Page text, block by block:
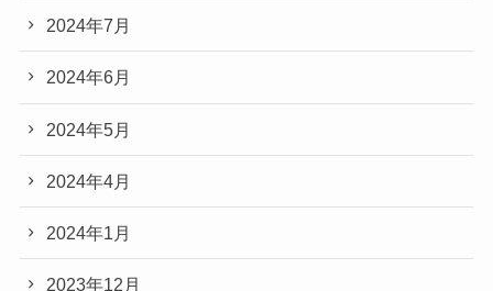
2024年7月
2024年6月
2024年5月
2024年4月
2024年1月
2023年12月